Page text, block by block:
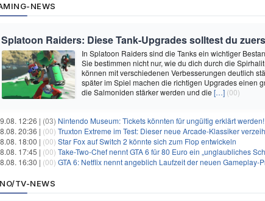
NEWS
Splatoon Raiders: Diese Tank-Upgrades solltest du
In Splatoon Raiders sind die Tanks ein wichtiger
Sie bestimmen nicht nur, wie du dich durch die
können mit verschiedenen Verbesserungen deutlich
später im Spiel machen die richtigen Upgrades einen
die Salmoniden stärker werden und die […] (00)
12:26 | (03) Nintendo Museum: Tickets könnten für ungültig erklärt werden!
20:36 | (00) Truxton Extreme im Test: Dieser neue Arcade-Klassiker
18:00 | (00) Star Fox auf Switch 2 könnte sich zum Flop entwickeln
17:45 | (00) Take-Two-Chef nennt GTA 6 für 80 Euro ein „unglaubliches
16:30 | (00) GTA 6: Netflix nennt angeblich Laufzeit der neuen Gameplay-
TV-NEWS